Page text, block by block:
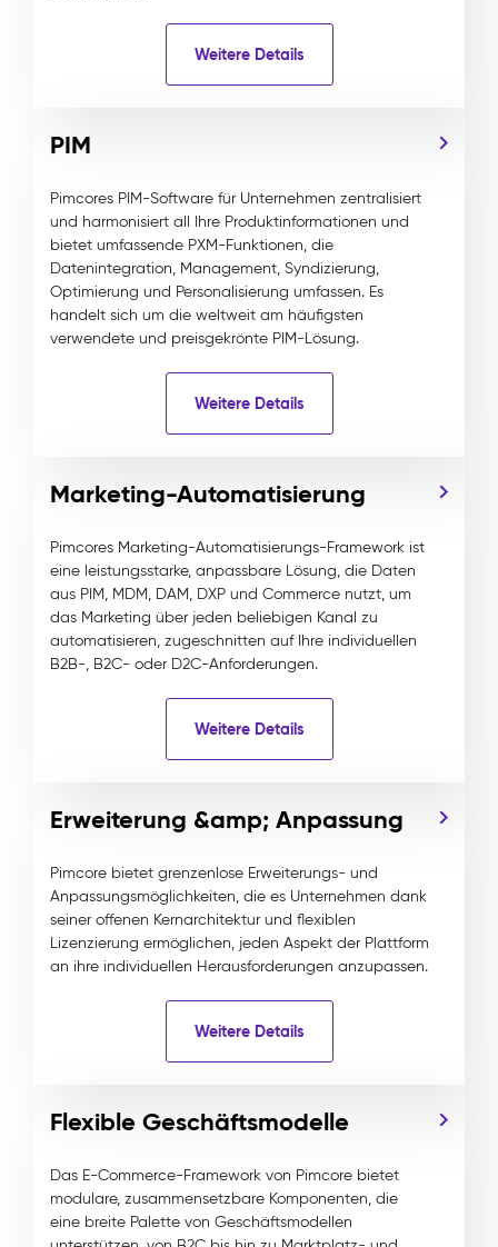
Weitere Details
PIM
Pimcores PIM-Software für Unternehmen zentralisiert
und harmonisiert all Ihre Produktinformationen und
bietet umfassende PXM-Funktionen, die
Datenintegration, Management, Syndizierung,
Optimierung und Personalisierung umfassen. Es
handelt sich um die weltweit am häufigsten
verwendete und preisgekrönte PIM-Lösung.
Weitere Details
Marketing-Automatisierung
Pimcores Marketing-Automatisierungs-Framework ist
eine leistungsstarke, anpassbare Lösung, die Daten
aus PIM, MDM, DAM, DXP und Commerce nutzt, um
das Marketing über jeden beliebigen Kanal zu
automatisieren, zugeschnitten auf Ihre individuellen
B2B-, B2C- oder D2C-Anforderungen.
Weitere Details
Erweiterung &amp; Anpassung
Pimcore bietet grenzenlose Erweiterungs- und
Anpassungsmöglichkeiten, die es Unternehmen dank
seiner offenen Kernarchitektur und flexiblen
Lizenzierung ermöglichen, jeden Aspekt der Plattform
an ihre individuellen Herausforderungen anzupassen.
Weitere Details
Flexible Geschäftsmodelle
Das E-Commerce-Framework von Pimcore bietet
modulare, zusammensetzbare Komponenten, die
eine breite Palette von Geschäftsmodellen